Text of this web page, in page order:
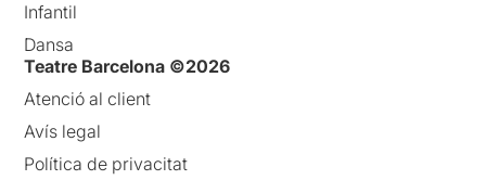
Infantil
Dansa
Teatre Barcelona ©2026
Atenció al client
Avís legal
Política de privacitat